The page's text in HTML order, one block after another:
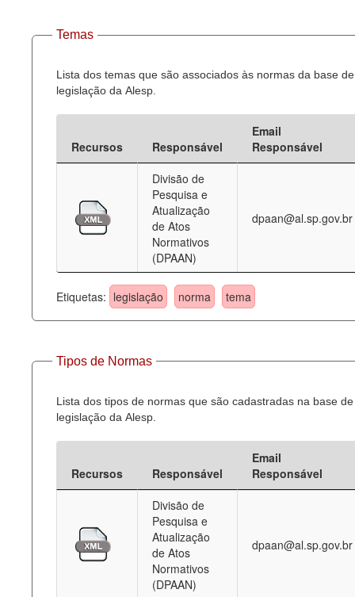
Temas
Lista dos temas que são associados às normas da base de
legislação da Alesp.
Recursos Responsável
Email
Responsável
Divisão de
Pesquisa e
Atualização
de Atos
Normativos
(DPAAN)
dpaan@al.sp.gov.br
Etiquetas: legislação norma tema
Tipos de Normas
Lista dos tipos de normas que são cadastradas na base de
legislação da Alesp.
Recursos Responsável
Email
Responsável
Divisão de
Pesquisa e
Atualização
de Atos
Normativos
(DPAAN)
dpaan@al.sp.gov.br